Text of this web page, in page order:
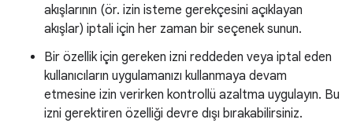
akışlarının (ör. izin isteme gerekçesini açıklayan
akışlar) iptali için her zaman bir seçenek sunun.
Bir özellik için gereken izni reddeden veya iptal eden
kullanıcıların uygulamanızı kullanmaya devam
etmesine izin verirken kontrollü azaltma uygulayın. Bu
izni gerektiren özelliği devre dışı bırakabilirsiniz.